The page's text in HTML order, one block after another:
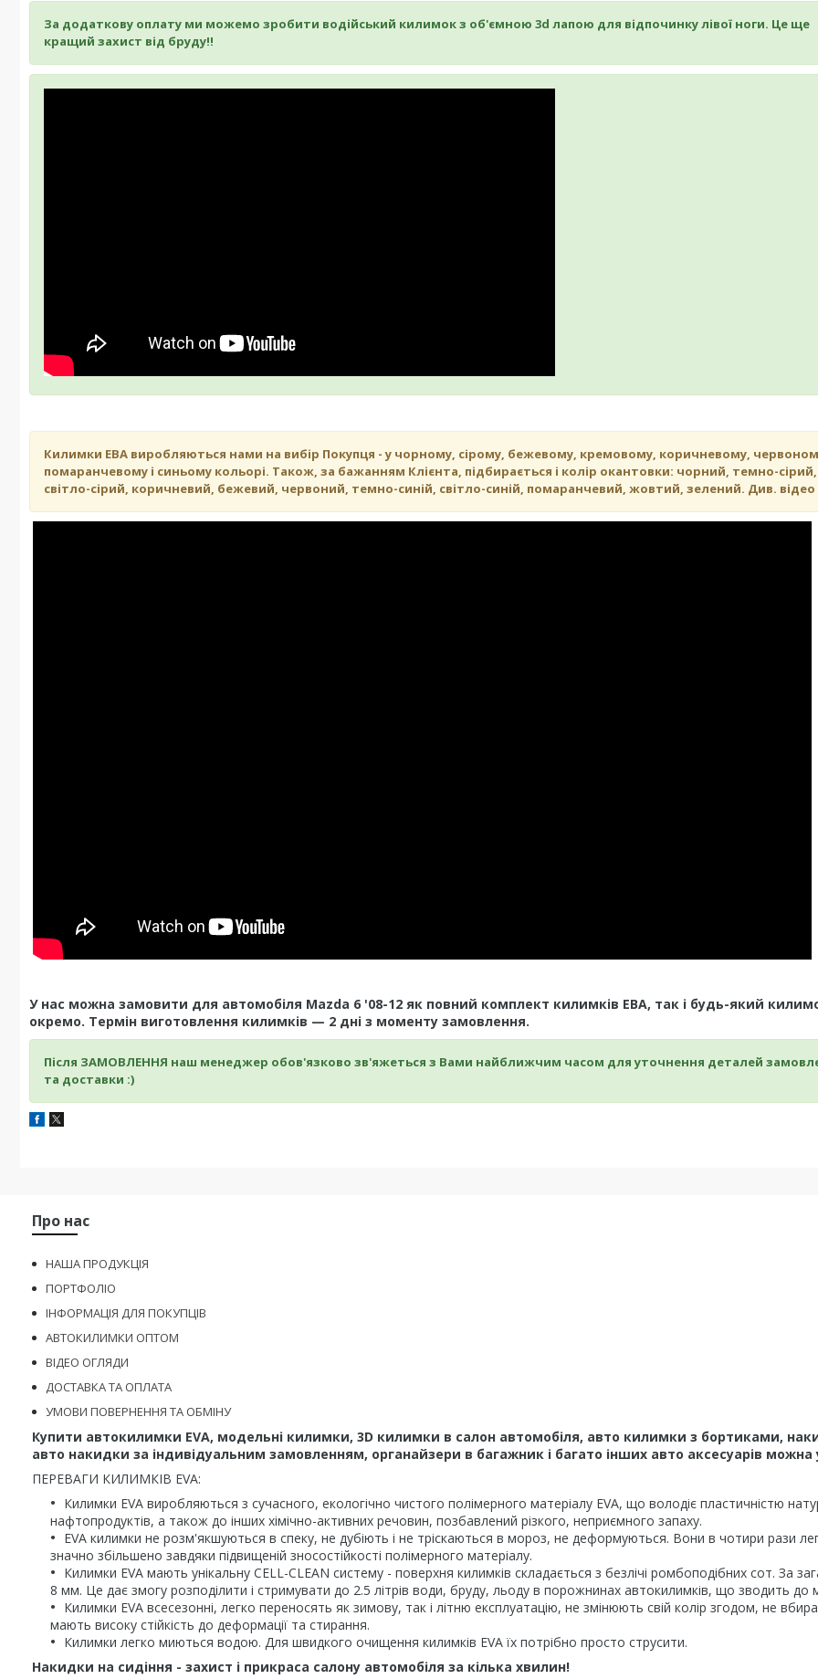
За додаткову оплату ми можемо зробити водійський килимок з об'ємною 3d лапою для відпочинку лівої ноги. Це ще
кращий захист від бруду!!
Килимки ЕВА виробляються нами на вибір Покупця - у чорному, сірому, бежевому, кремовому, коричневому,
помаранчевому і синьому кольорі. Також, за бажанням Клієнта, підбирається і колір окантовки: чорний, темно-сірий,
світло-сірий, коричневий, бежевий, червоний, темно-синій, світло-синій, помаранчевий, жовтий, зелений. Див. відео
У нас можна замовити для автомобіля Mazda 6 '08-12 як повний комплект килимків ЕВА, так і будь-який
окремо. Термін виготовлення килимків — 2 дні з моменту замовлення.
Після ЗАМОВЛЕННЯ наш менеджер обов'язково зв'яжеться з Вами найближчим часом для уточнення деталей
та доставки :)
Про нас
НАША ПРОДУКЦІЯ
ПОРТФОЛІО
ІНФОРМАЦІЯ ДЛЯ ПОКУПЦІВ
АВТОКИЛИМКИ ОПТОМ
ВІДЕО ОГЛЯДИ
ДОСТАВКА ТА ОПЛАТА
УМОВИ ПОВЕРНЕННЯ ТА ОБМІНУ
Купити автокилимки EVA, модельні килимки, 3D килимки в салон автомобіля, авто килимки з бортиками,
авто накидки за індивідуальним замовленням, органайзери в багажник і багато інших авто аксесуарів
ПЕРЕВАГИ КИЛИМКІВ EVA:
Килимки EVA виробляються з сучасного, екологічно чистого полімерного матеріалу EVA, що володіє пластичністю
нафтопродуктів, а також до інших хімічно-активних речовин, позбавлений різкого, неприємного запаху.
EVA килимки не розм'якшуються в спеку, не дубіють і не тріскаються в мороз, не деформуються. Вони в чотири рази
значно збільшено завдяки підвищеній зносостійкості полімерного матеріалу.
Килимки EVA мають унікальну CELL-CLEAN систему - поверхня килимків складається з безлічі ромбоподібних сот. За
8 мм. Це дає змогу розподілити і стримувати до 2.5 літрів води, бруду, льоду в порожнинах автокилимків, що зводить до
Килимки EVA всесезонні, легко переносять як зимову, так і літню експлуатацію, не змінюють свій колір згодом, не
мають високу стійкість до деформації та стирання.
Килимки легко миються водою. Для швидкого очищення килимків EVA їх потрібно просто струсити.
Накидки на сидіння - захист і прикраса салону автомобіля за кілька хвилин!